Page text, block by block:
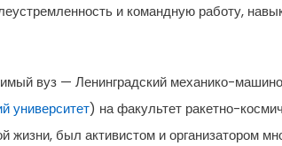
и командную работу,
вуз — Ленинградский механико-
университет) на факультет ракетно-
жизни, был активистом и организатором